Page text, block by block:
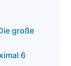
große
6